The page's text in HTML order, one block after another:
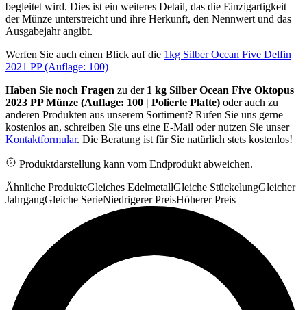
begleitet wird. Dies ist ein weiteres Detail, das die Einzigartigkeit
der Münze unterstreicht und ihre Herkunft, den Nennwert und das
Ausgabejahr angibt.
Werfen Sie auch einen Blick auf die 1kg Silber Ocean Five Delfin
2021 PP (Auflage: 100)
Haben Sie noch Fragen zu der 1 kg Silber Ocean Five Oktopus
2023 PP Münze (Auflage: 100 | Polierte Platte) oder auch zu
anderen Produkten aus unserem Sortiment? Rufen Sie uns gerne
kostenlos an, schreiben Sie uns eine E-Mail oder nutzen Sie unser
Kontaktformular. Die Beratung ist für Sie natürlich stets kostenlos!
Produktdarstellung kann vom Endprodukt abweichen.
Ähnliche ProdukteGleiches EdelmetallGleiche StückelungGleicher
JahrgangGleiche SerieNiedrigerer PreisHöherer Preis